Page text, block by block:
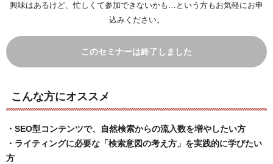
興味はあるけど、忙しくて参加できないかも…という方もお気軽にお申
込みください。
このセミナーは終了しました
こんな方にオススメ
・SEO型コンテンツで、自然検索からの流入数を増やしたい方
・ライティングに必要な「検索意図の考え方」を実践的に学びたい
方